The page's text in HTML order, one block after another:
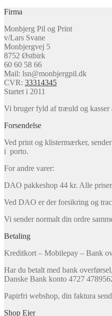
Firma
Monbjerg Pil og Print
v/Lars Svane
Monbjergvej 5
8752 Østbirk
60 60 58 66
Mail: lsn@monbjergpil.dk
CVR: 33314345
Startet i 2011
Vi bruger fyld af træuld og kasser
Forsendelse
Ved print og klistermærker,
i porto.
For andre varer:
DAO pakkeshop 44 kr. Alle
Ved DAO er der forsikring og
Vi sender normalt din ordre
Betaling
Kreditkort – Mobilepay – Bank
Har du betalt med bank
Danske Bank konto 4727
Papirfri webshop, din faktura
Shop Ejer